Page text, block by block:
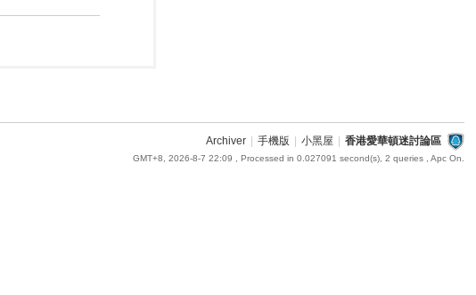
Archiver 手機版 小黑屋 香港愛華頓迷討論區
GMT+8, 2026-8-7 22:09 , Processed in 0.027091 second(s), 2 queries , Apc On.